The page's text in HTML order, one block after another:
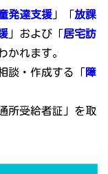
発達支援 」「放課
」および「居宅訪
かれます。
談・作成する「障
所受給者証」を取